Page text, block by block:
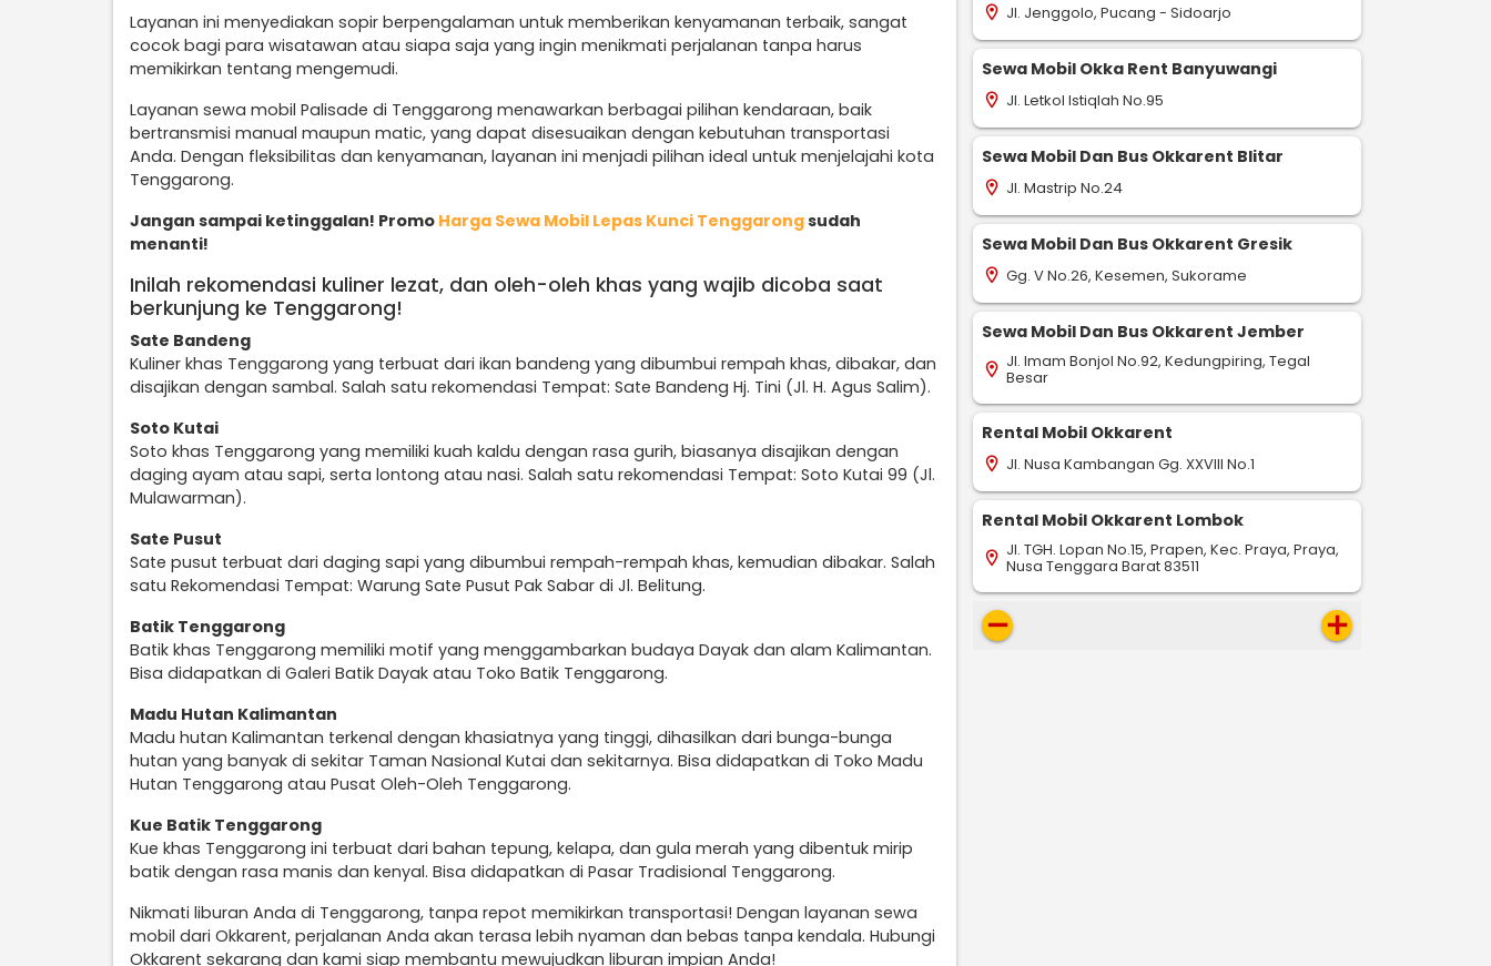
Layanan ini menyediakan sopir berpengalaman untuk memberikan kenyamanan terbaik, sangat
cocok bagi para wisatawan atau siapa saja yang ingin menikmati perjalanan tanpa harus
memikirkan tentang mengemudi.
Layanan sewa mobil Palisade di Tenggarong menawarkan berbagai pilihan kendaraan, baik
bertransmisi manual maupun matic, yang dapat disesuaikan dengan kebutuhan transportasi
Anda. Dengan fleksibilitas dan kenyamanan, layanan ini menjadi pilihan ideal untuk menjelajahi kota
Tenggarong.
Jangan sampai ketinggalan! Promo Harga Sewa Mobil Lepas Kunci Tenggarongsudah
menanti!
Inilah rekomendasi kuliner lezat, dan oleh-oleh khas yang wajib dicoba saat
berkunjung ke Tenggarong!
Sate Bandeng
Kuliner khas Tenggarong yang terbuat dari ikan bandeng yang dibumbui rempah khas, dibakar, dan
disajikan dengan sambal. Salah satu rekomendasi Tempat: Sate Bandeng Hj. Tini (Jl. H. Agus Salim).
Soto Kutai
Soto khas Tenggarong yang memiliki kuah kaldu dengan rasa gurih, biasanya disajikan dengan
daging ayam atau sapi, serta lontong atau nasi. Salah satu rekomendasi Tempat: Soto Kutai 99 (Jl.
Mulawarman).
Sate Pusut
Sate pusut terbuat dari daging sapi yang dibumbui rempah-rempah khas, kemudian dibakar. Salah
satu Rekomendasi Tempat: Warung Sate Pusut Pak Sabar di Jl. Belitung.
Batik Tenggarong
Batik khas Tenggarong memiliki motif yang menggambarkan budaya Dayak dan alam Kalimantan.
Bisa didapatkan di Galeri Batik Dayak atau Toko Batik Tenggarong.
Madu Hutan Kalimantan
Madu hutan Kalimantan terkenal dengan khasiatnya yang tinggi, dihasilkan dari bunga-bunga
hutan yang banyak di sekitar Taman Nasional Kutai dan sekitarnya. Bisa didapatkan di Toko Madu
Hutan Tenggarong atau Pusat Oleh-Oleh Tenggarong.
Kue Batik Tenggarong
Kue khas Tenggarong ini terbuat dari bahan tepung, kelapa, dan gula merah yang dibentuk mirip
batik dengan rasa manis dan kenyal. Bisa didapatkan di Pasar Tradisional Tenggarong.
Nikmati liburan Anda di Tenggarong, tanpa repot memikirkan transportasi! Dengan layanan sewa
mobil dari Okkarent, perjalanan Anda akan terasa lebih nyaman dan bebas tanpa kendala. Hubungi
Okkarent sekarang dan kami siap membantu mewujudkan liburan impian Anda!
location_on Jl. Jenggolo, Pucang - Sidoarjo
Sewa Mobil Okka Rent Banyuwangi
location_on Jl. Letkol Istiqlah No.95
Sewa Mobil Dan Bus Okkarent Blitar
location_on Jl. Mastrip No.24
Sewa Mobil Dan Bus Okkarent Gresik
location_on Gg. V No.26, Kesemen, Sukorame
Sewa Mobil Dan Bus Okkarent Jember
location_on Jl. Imam Bonjol No.92, Kedungpiring, Tegal
Besar
Rental Mobil Okkarent
location_on Jl. Nusa Kambangan Gg. XXVIII No.1
Rental Mobil Okkarent Lombok
location_on Jl. TGH. Lopan No.15, Prapen, Kec. Praya, Praya,
Nusa Tenggara Barat 83511
remove add